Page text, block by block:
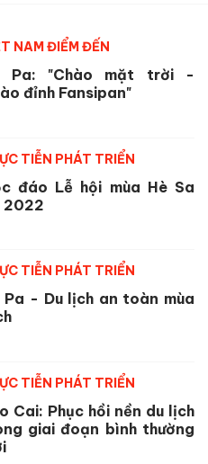
NAM ĐIỂM ĐẾN
Pa: "Chào mặt trời -
đỉnh Fansipan"
TIỄN PHÁT TRIỂN
đáo Lễ hội mùa Hè Sa
2022
TIỄN PHÁT TRIỂN
Pa - Du lịch an toàn mùa
TIỄN PHÁT TRIỂN
Cai: Phục hồi nền du lịch
giai đoạn bình thường